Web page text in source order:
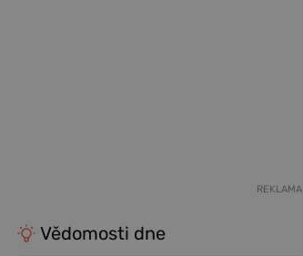
REKLAMA
Vědomosti dne